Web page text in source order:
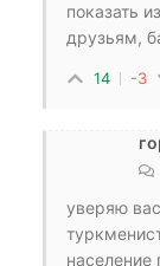
показать
друзьям,
14 -3
уверяю
население